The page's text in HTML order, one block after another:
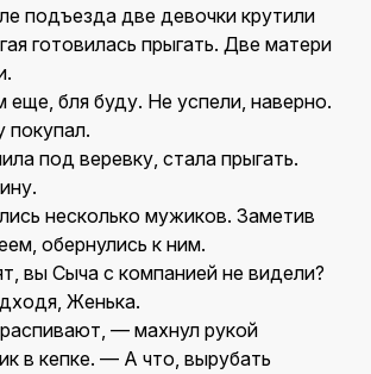
подъезда две девочки крутили
готовилась прыгать. Две матери
бля буду. Не успели, наверно.
покупал.
под веревку, стала прыгать.
несколько мужиков. Заметив
обернулись к ним.
вы Сыча с компанией не видели?
Женька.
— махнул рукой
в кепке. — А что, вырубать